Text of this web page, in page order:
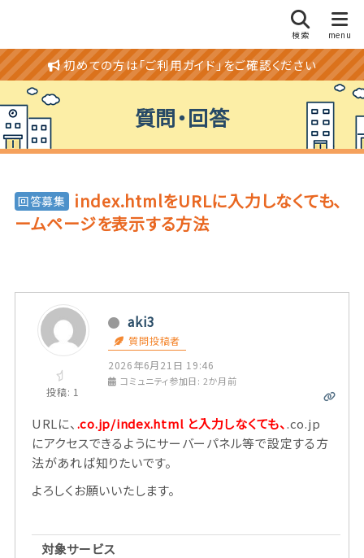
初めての方は「ご利用ガイド」をご確認ください
質問・回答
回答募集
index.htmlをURLに入力しなくても、
ームページを表示する方法
投稿: 1
aki3
質問投稿者
2026年6月21日 19:46
コミュニティ参加日: 2か月前
URLに、 .co.jp/index.html と入力しなくても、 .co.jp
にアクセスできるようにサーバーパネル等で設定する方
法があれば知りたいです。
よろしくお願いいたします。
対象サービス